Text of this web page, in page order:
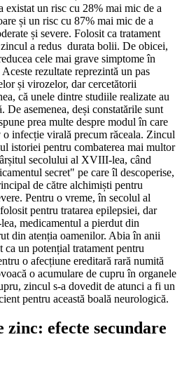
existat un risc cu 28% mai mic de a
și un risc cu 87% mai mic de a
și severe. Folosit ca tratament
a redus durata bolii. De obicei,
cele mai grave simptome în
rezultate reprezintă un pas
și virozelor, dar cercetătorii
că unele dintre studiile realizate au
De asemenea, deși constatările sunt
prea multe despre modul în care
infecție virală precum răceala. Zincul
istoriei pentru combaterea mai multor
secolului al XVIII-lea, când
secret" pe care îl descoperise,
de către alchimiști pentru
Pentru o vreme, în secolul al
pentru tratarea epilepsiei, dar
medicamentul a pierdut din
din atenția oamenilor. Abia în anii
ca un potențial tratament pentru
o afecțiune ereditară rară numită
o acumulare de cupru în organele
zincul s-a dovedit de atunci a fi un
pentru această boală neurologică.
zinc: efecte secundare